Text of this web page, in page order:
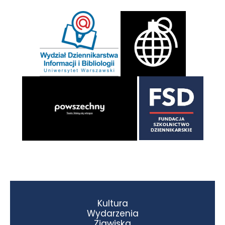
Kultura
Wydarzenia